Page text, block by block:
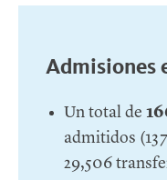
Admisiones
Un total de
admitidos
29,506